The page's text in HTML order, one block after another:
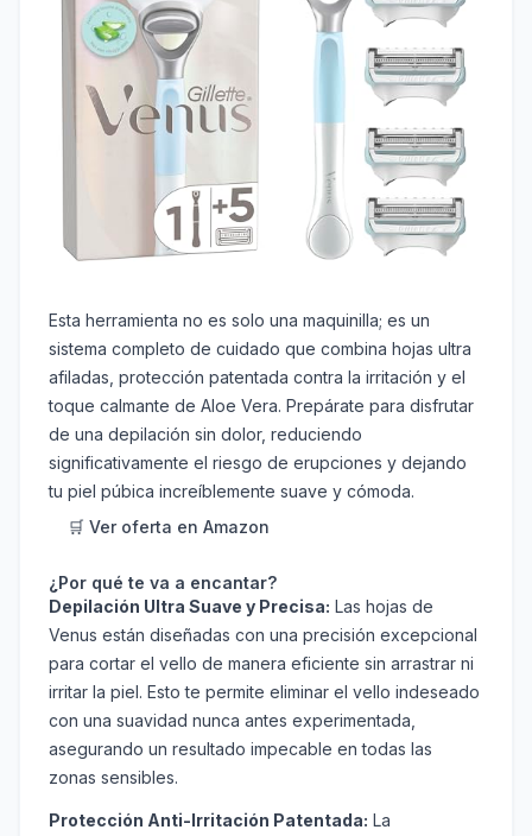
Esta herramienta no es solo una maquinilla; es un
sistema completo de cuidado que combina hojas ultra
afiladas, protección patentada contra la irritación y el
toque calmante de Aloe Vera. Prepárate para disfrutar
de una depilación sin dolor, reduciendo
significativamente el riesgo de erupciones y dejando
tu piel púbica increíblemente suave y cómoda.
🛒 Ver oferta en Amazon
¿Por qué te va a encantar?
Depilación Ultra Suave y Precisa: Las hojas de
Venus están diseñadas con una precisión excepcional
para cortar el vello de manera eficiente sin arrastrar ni
irritar la piel. Esto te permite eliminar el vello indeseado
con una suavidad nunca antes experimentada,
asegurando un resultado impecable en todas las
zonas sensibles.
Protección Anti-Irritación Patentada: La